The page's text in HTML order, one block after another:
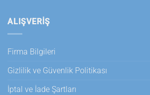
ALIŞVERİŞ
Firma Bilgileri
Gizlilik ve Güvenlik Politikası
İptal ve İade Şartları